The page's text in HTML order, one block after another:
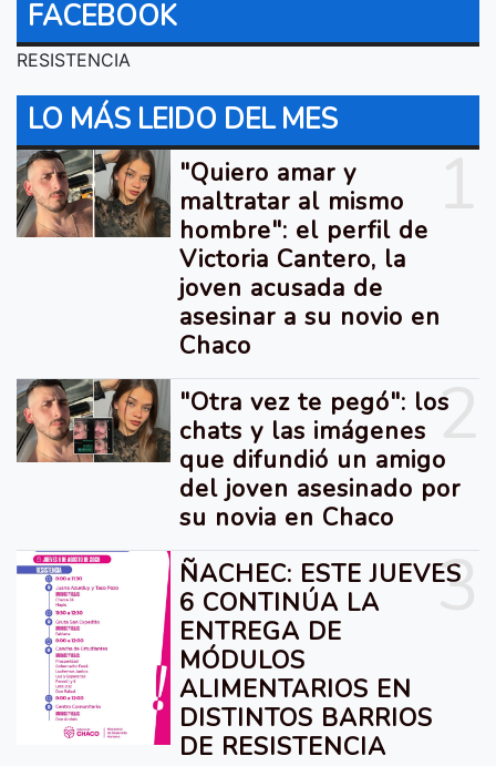
FACEBOOK
RESISTENCIA
LO MÁS LEIDO DEL MES
"Quiero amar y
maltratar al mismo
hombre": el perfil de
Victoria Cantero, la
joven acusada de
asesinar a su novio en
Chaco
2
"Otra vez te pegó": los
chats y las imágenes
que difundió un amigo
del joven asesinado por
su novia en Chaco
3
ÑACHEC: ESTE JUEVES
6 CONTINÚA LA
ENTREGA DE
MÓDULOS
ALIMENTARIOS EN
DISTINTOS BARRIOS
DE RESISTENCIA